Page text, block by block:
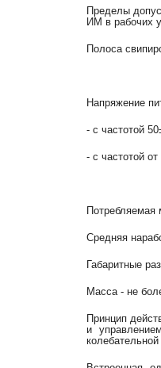
Пределы
ИМ в рабочих
Полоса
Напряжение
- с частотой
- с частотой
Потребляемая
Средняя
Габаритные
Масса - не
Принцип
и